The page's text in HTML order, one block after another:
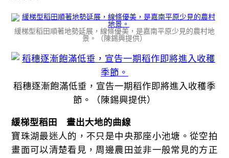
緩梯型稻田順著地勢延展，線條優美，是嘉南平原少見的農村地
景。（陳錫興提供）
稻穗逐漸飽滿低垂，宣告一期稻作即將進入收穫季
節。（陳錫興提供）
緩梯型稻田 畫出大地的曲線
寶珠湖最迷人的，不只是中央那座小池塘。從空拍
畫面可以清楚看見，周邊農田並非一般常見的方正